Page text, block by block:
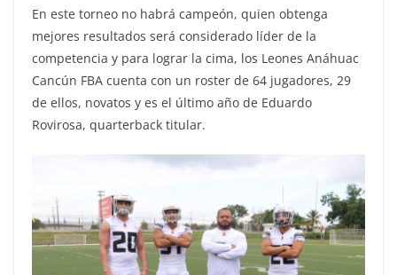
En este torneo no habrá campeón, quien obtenga
mejores resultados será considerado líder de la
competencia y para lograr la cima, los Leones Anáhuac
Cancún FBA cuenta con un roster de 64 jugadores, 29
de ellos, novatos y es el último año de Eduardo
Rovirosa, quarterback titular.